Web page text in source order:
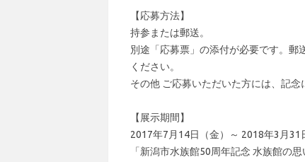
【応募⽅法】
持参または郵送。
別途「応募票」の添付が必要です。郵
ください。
その他 ご応募いただいた⽅には、記
【展⽰期間】
2017年7⽉14⽇（⾦）～ 2018年3⽉31
「新潟市⽔族館50周年記念 ⽔族館の